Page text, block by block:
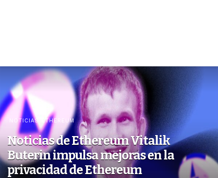
NOTICIAS ETHEREUM
Noticias de Ethereum Vitalik
Buterin impulsa mejoras en la
privacidad de Ethereum